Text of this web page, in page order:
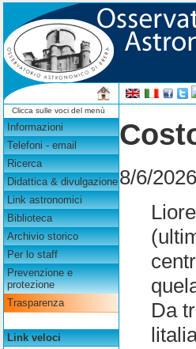
Clicca sulle voci del menù
Informazioni
Telefoni - email
Ricerca
Didattica & divulgazione
Link astronomici
Biblioteca
Archivio storico
Per lo staff
Prevenzione e
protezione
Trasparenza
Link veloci
8/6/2026
Da